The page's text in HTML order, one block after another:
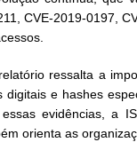
CVE-2019-0197,
ressalta a
digitais e hashes
evidências, a
orienta as